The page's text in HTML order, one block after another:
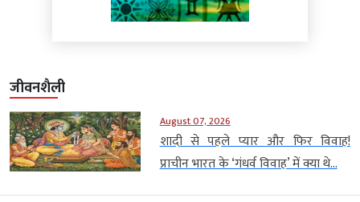
जीवनशैली
August 07, 2026
शादी से पहले प्यार और फिर विवाह!
प्राचीन भारत के ‘गंधर्व विवाह’ में क्या थे...